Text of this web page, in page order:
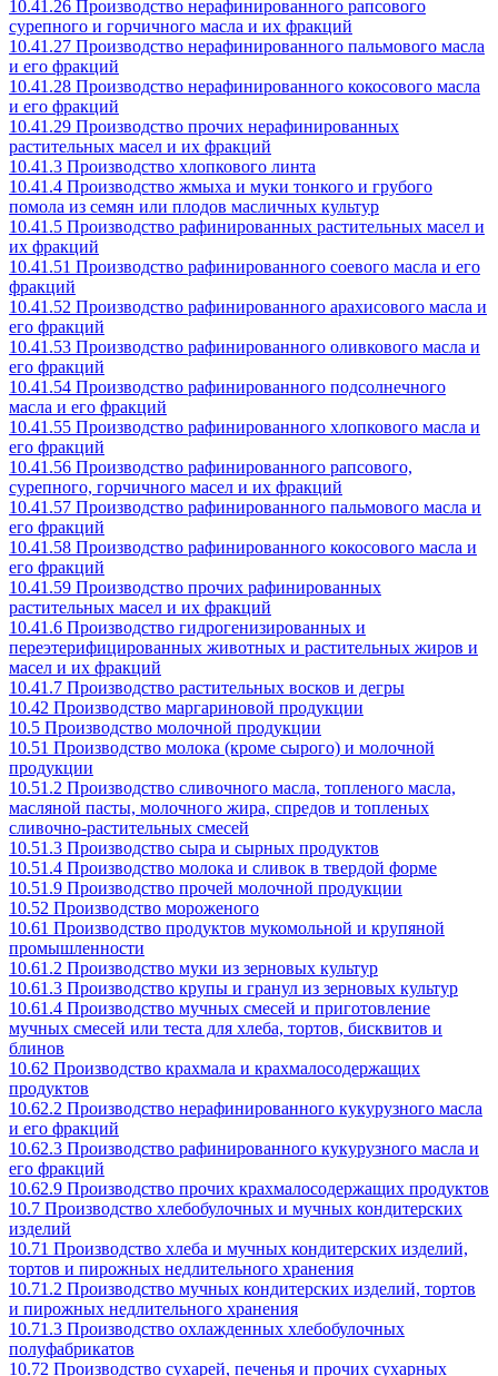
10.41.26 Производство нерафинированного рапсового
сурепного и горчичного масла и их фракций
10.41.27 Производство нерафинированного пальмового масла
и его фракций
10.41.28 Производство нерафинированного кокосового масла
и его фракций
10.41.29 Производство прочих нерафинированных
растительных масел и их фракций
10.41.3 Производство хлопкового линта
10.41.4 Производство жмыха и муки тонкого и грубого
помола из семян или плодов масличных культур
10.41.5 Производство рафинированных растительных масел и
их фракций
10.41.51 Производство рафинированного соевого масла и его
фракций
10.41.52 Производство рафинированного арахисового масла и
его фракций
10.41.53 Производство рафинированного оливкового масла и
его фракций
10.41.54 Производство рафинированного подсолнечного
масла и его фракций
10.41.55 Производство рафинированного хлопкового масла и
его фракций
10.41.56 Производство рафинированного рапсового,
сурепного, горчичного масел и их фракций
10.41.57 Производство рафинированного пальмового масла и
его фракций
10.41.58 Производство рафинированного кокосового масла и
его фракций
10.41.59 Производство прочих рафинированных
растительных масел и их фракций
10.41.6 Производство гидрогенизированных и
переэтерифицированных животных и растительных жиров и
масел и их фракций
10.41.7 Производство растительных восков и дегры
10.42 Производство маргариновой продукции
10.5 Производство молочной продукции
10.51 Производство молока (кроме сырого) и молочной
продукции
10.51.2 Производство сливочного масла, топленого масла,
масляной пасты, молочного жира, спредов и топленых
сливочно-растительных смесей
10.51.3 Производство сыра и сырных продуктов
10.51.4 Производство молока и сливок в твердой форме
10.51.9 Производство прочей молочной продукции
10.52 Производство мороженого
10.61 Производство продуктов мукомольной и крупяной
промышленности
10.61.2 Производство муки из зерновых культур
10.61.3 Производство крупы и гранул из зерновых культур
10.61.4 Производство мучных смесей и приготовление
мучных смесей или теста для хлеба, тортов, бисквитов и
блинов
10.62 Производство крахмала и крахмалосодержащих
продуктов
10.62.2 Производство нерафинированного кукурузного масла
и его фракций
10.62.3 Производство рафинированного кукурузного масла и
его фракций
10.62.9 Производство прочих крахмалосодержащих продуктов
10.7 Производство хлебобулочных и мучных кондитерских
изделий
10.71 Производство хлеба и мучных кондитерских изделий,
тортов и пирожных недлительного хранения
10.71.2 Производство мучных кондитерских изделий, тортов
и пирожных недлительного хранения
10.71.3 Производство охлажденных хлебобулочных
полуфабрикатов
10.72 Производство сухарей, печенья и прочих сухарных